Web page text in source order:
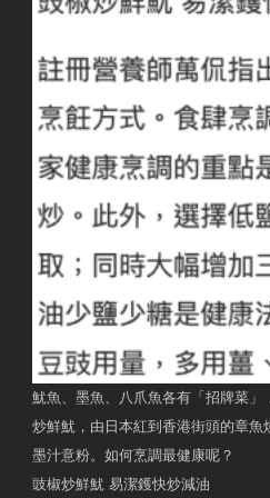
魷魚、墨魚、八爪魚各有「招牌菜
炒鮮魷，由日本紅到香港街頭的章
墨汁意粉。如何烹調最健康呢？
豉椒炒鮮魷 易潔鑊快炒減油